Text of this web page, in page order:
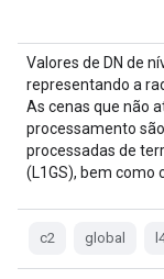
Valores de DN de
representando a
As cenas que não
processamento
processadas de
(L1GS), bem como
c2 global